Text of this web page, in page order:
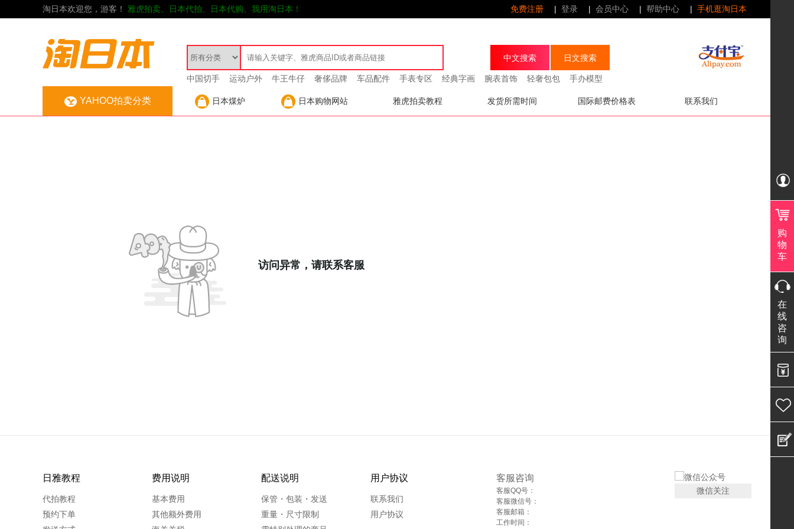
淘日本欢迎您，游客！ 雅虎拍卖、日本代拍、日本代购、我用淘日本！ 免费注册 | 登录 | 会员中心 | 帮助中心 | 手机逛淘日本
中国切手 运动户外 牛王牛仔 奢侈品牌 车品配件 手表专区 经典字画 腕表首饰 轻奢包包 手办模型
YAHOO拍卖分类 日本煤炉 日本购物网站 雅虎拍卖教程 发货所需时间 国际邮费价格表 联系我们
购
物
车
在
线
咨
询
在
线
服
务
访问异常，请联系客服
日雅教程
代拍教程
预约下单
费用说明
基本费用
其他额外费用
配送说明
保管・包装・发送
重量・尺寸限制
用户协议
联系我们
用户协议
微信关注
客服咨询
客服QQ号：
客服微信号：
客服邮箱：
工作时间：